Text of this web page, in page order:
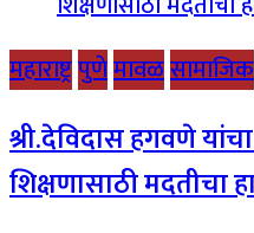
महाराष्ट्रपुणेमावळसामाजिक
श्री.देविदास हगवणे यांचा
शिक्षणासाठी मदतीचा